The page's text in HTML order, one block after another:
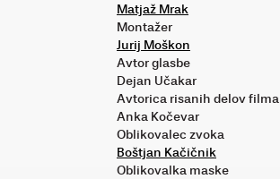
Matjaž Mrak
Montažer
Jurij Moškon
Avtor glasbe
Dejan Učakar
Avtorica risanih delov filma
Anka Kočevar
Oblikovalec zvoka
Boštjan Kačičnik
Oblikovalka maske